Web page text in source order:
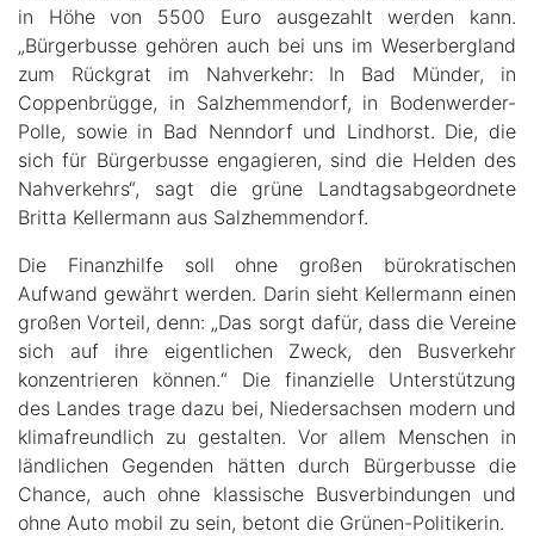
in Höhe von 5500 Euro ausgezahlt werden kann.
„Bürgerbusse gehören auch bei uns im Weserbergland
zum Rückgrat im Nahverkehr: In Bad Münder, in
Coppenbrügge, in Salzhemmendorf, in Bodenwerder-
Polle, sowie in Bad Nenndorf und Lindhorst. Die, die
sich für Bürgerbusse engagieren, sind die Helden des
Nahverkehrs“, sagt die grüne Landtagsabgeordnete
Britta Kellermann aus Salzhemmendorf.
Die Finanzhilfe soll ohne großen bürokratischen
Aufwand gewährt werden. Darin sieht Kellermann einen
großen Vorteil, denn: „Das sorgt dafür, dass die Vereine
sich auf ihre eigentlichen Zweck, den Busverkehr
konzentrieren können.“ Die finanzielle Unterstützung
des Landes trage dazu bei, Niedersachsen modern und
klimafreundlich zu gestalten. Vor allem Menschen in
ländlichen Gegenden hätten durch Bürgerbusse die
Chance, auch ohne klassische Busverbindungen und
ohne Auto mobil zu sein, betont die Grünen-Politikerin.